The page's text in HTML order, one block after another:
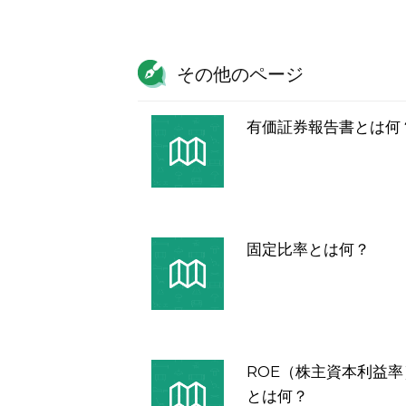
その他のページ
有価証券報告書とは何
固定比率とは何？
ROE（株主資本利益
とは何？